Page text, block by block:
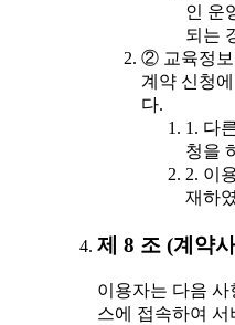
인 운
되는
② 교육정보
계약 신청
다.
1. 다
청을
2. 이
재하
제 8 조 (계약
이용자는 다음 사
스에 접속하여